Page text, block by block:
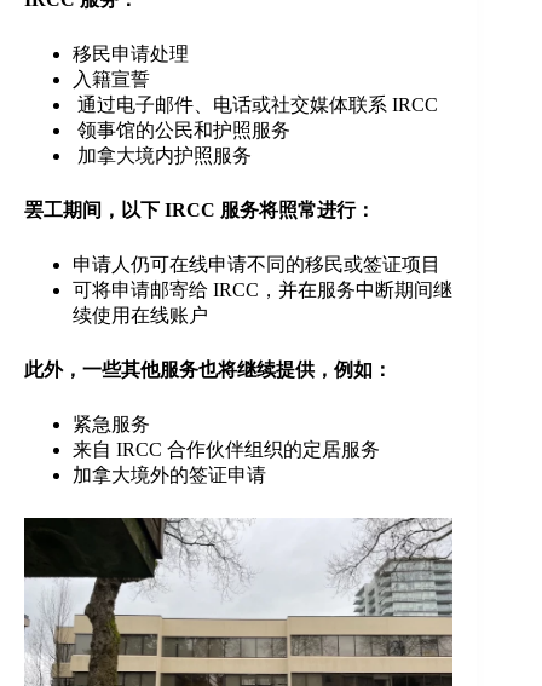
移民申请处理
入籍宣誓
通过电子邮件、电话或社交媒体联系 IRCC
领事馆的公民和护照服务
加拿大境内护照服务
罢工期间，以下 IRCC 服务将照常进行：
申请人仍可在线申请不同的移民或签证项目
可将申请邮寄给 IRCC，并在服务中断期间继
续使用在线账户
此外，一些其他服务也将继续提供，例如：
紧急服务
来自 IRCC 合作伙伴组织的定居服务
加拿大境外的签证申请